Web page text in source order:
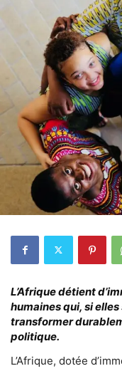
L’Afrique détient
humaines qui, si
transformer
politique.
L’Afrique, dotée